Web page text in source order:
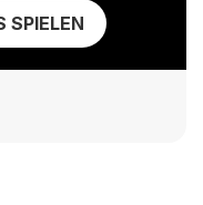
SPIELEN